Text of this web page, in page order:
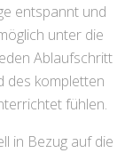
entspannt und
unter die
Ablaufschritt
des kompletten
fühlen.
in Bezug auf die